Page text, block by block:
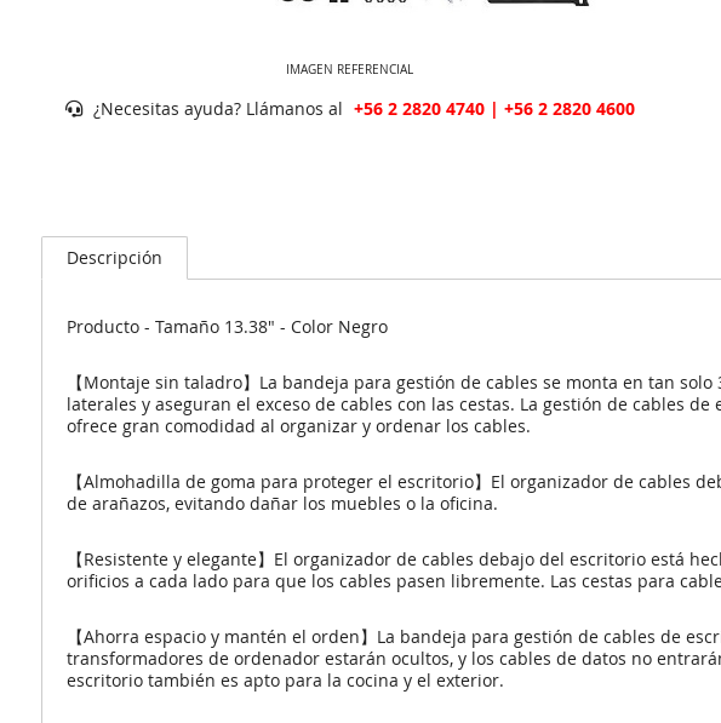
IMAGEN REFERENCIAL
¿Necesitas ayuda? Llámanos al +56 2 2820 4740 | +56 2 2820 4600
Descripción
Producto - Tamaño 13.38" - Color Negro
【Montaje sin taladro】La bandeja para gestión de cables se monta en tan
laterales y aseguran el exceso de cables con las cestas. La gestión de cables
ofrece gran comodidad al organizar y ordenar los cables.
【Almohadilla de goma para proteger el escritorio】El organizador de cables
de arañazos, evitando dañar los muebles o la oficina.
【Resistente y elegante】El organizador de cables debajo del escritorio está
orificios a cada lado para que los cables pasen libremente. Las cestas para
【Ahorra espacio y mantén el orden】La bandeja para gestión de cables de
transformadores de ordenador estarán ocultos, y los cables de datos no
escritorio también es apto para la cocina y el exterior.